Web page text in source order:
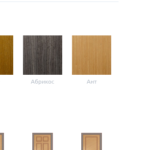
Абрикос Ант